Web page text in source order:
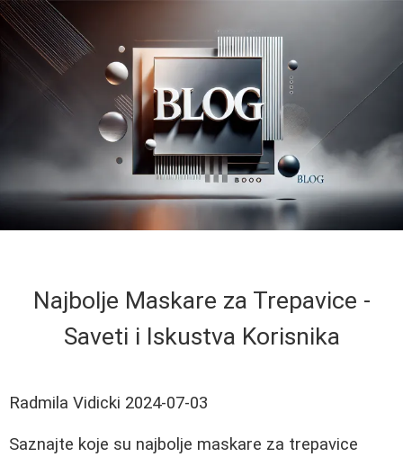
Najbolje Maskare za Trepavice -
Saveti i Iskustva Korisnika
Radmila Vidicki 2024-07-03
Saznajte koje su najbolje maskare za trepavice